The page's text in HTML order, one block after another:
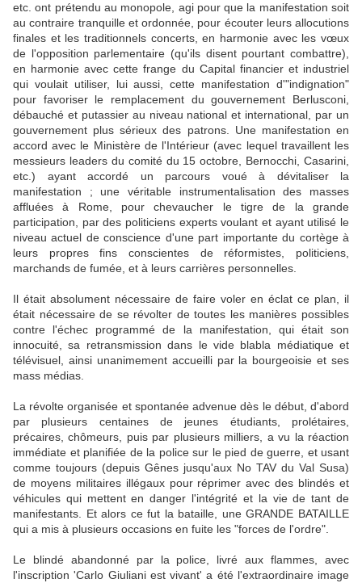
etc. ont prétendu au monopole, agi pour que la manifestation soit
au contraire tranquille et ordonnée, pour écouter leurs allocutions
finales et les traditionnels concerts, en harmonie avec les vœux
de l'opposition parlementaire (qu'ils disent pourtant combattre),
en harmonie avec cette frange du Capital financier et industriel
qui voulait utiliser, lui aussi, cette manifestation d'"indignation"
pour favoriser le remplacement du gouvernement Berlusconi,
débauché et putassier au niveau national et international, par un
gouvernement plus sérieux des patrons. Une manifestation en
accord avec le Ministère de l'Intérieur (avec lequel travaillent les
messieurs leaders du comité du 15 octobre, Bernocchi, Casarini,
etc.) ayant accordé un parcours voué à dévitaliser la
manifestation ; une véritable instrumentalisation des masses
affluées à Rome, pour chevaucher le tigre de la grande
participation, par des politiciens experts voulant et ayant utilisé le
niveau actuel de conscience d'une part importante du cortège à
leurs propres fins conscientes de réformistes, politiciens,
marchands de fumée, et à leurs carrières personnelles.
Il était absolument nécessaire de faire voler en éclat ce plan, il
était nécessaire de se révolter de toutes les manières possibles
contre l'échec programmé de la manifestation, qui était son
innocuité, sa retransmission dans le vide blabla médiatique et
télévisuel, ainsi unanimement accueilli par la bourgeoisie et ses
mass médias.
La révolte organisée et spontanée advenue dès le début, d'abord
par plusieurs centaines de jeunes étudiants, prolétaires,
précaires, chômeurs, puis par plusieurs milliers, a vu la réaction
immédiate et planifiée de la police sur le pied de guerre, et usant
comme toujours (depuis Gênes jusqu'aux No TAV du Val Susa)
de moyens militaires illégaux pour réprimer avec des blindés et
véhicules qui mettent en danger l'intégrité et la vie de tant de
manifestants. Et alors ce fut la bataille, une GRANDE BATAILLE
qui a mis à plusieurs occasions en fuite les "forces de l'ordre".
Le blindé abandonné par la police, livré aux flammes, avec
l'inscription 'Carlo Giuliani est vivant' a été l'extraordinaire image